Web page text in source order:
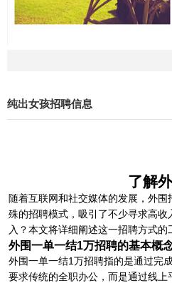
纯出女孩招聘信息
了解
随着互联网和社交媒体的发展，外
殊的招聘模式，吸引了不少寻求高
入？本文将详细阐述这一招聘方式的
外围一单一结1万招聘的基本概
外围一单一结1万招聘指的是通过完
要求传统的全职办公，而是通过线